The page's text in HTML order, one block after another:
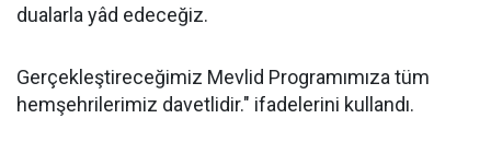
dualarla yâd edeceğiz.
Gerçekleştireceğimiz Mevlid Programımıza tüm
hemşehrilerimiz davetlidir." ifadelerini kullandı.